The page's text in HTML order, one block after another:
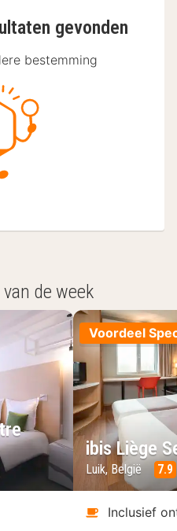
gevonden
bestemming
de week
Voordeel
ibis Liège
Luik, België 7.9
Inclusief